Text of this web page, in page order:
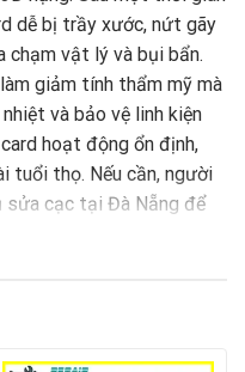
dễ bị trầy xước, nứt gãy
chạm vật lý và bụi bẩn.
giảm tính thẩm mỹ mà
và bảo vệ linh kiện
hoạt động ổn định,
tuổi thọ. Nếu cần, người
sửa cạc tại Đà Nẵng để